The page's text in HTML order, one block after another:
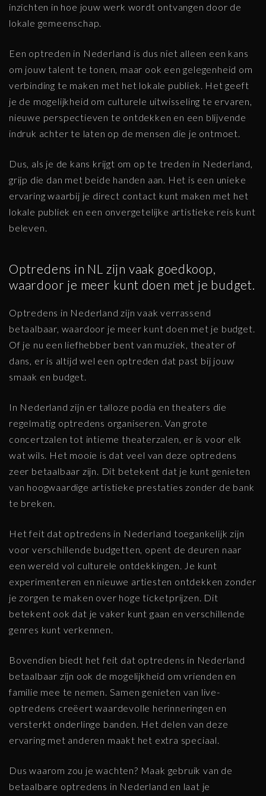
inzichten in hoe jouw werk wordt ontvangen door de
lokale gemeenschap.
Een optreden in Nederland is dus niet alleen een kans
om jouw talent te tonen, maar ook een gelegenheid om
verbinding te maken met het lokale publiek. Het geeft
je de mogelijkheid om culturele uitwisseling te ervaren,
nieuwe perspectieven te ontdekken en een blijvende
indruk achter te laten op de mensen die je ontmoet.
Dus, als je de kans krijgt om op te treden in Nederland,
grijp die dan met beide handen aan. Het is een unieke
ervaring waarbij je direct contact kunt maken met het
lokale publiek en een onvergetelijke artistieke reis kunt
beleven.
Optredens in NL zijn vaak goedkoop,
waardoor je meer kunt doen met je budget.
Optredens in Nederland zijn vaak verrassend
betaalbaar, waardoor je meer kunt doen met je budget.
Of je nu een liefhebber bent van muziek, theater of
dans, er is altijd wel een optreden dat past bij jouw
smaak en budget.
In Nederland zijn er talloze podia en theaters die
regelmatig optredens organiseren. Van grote
concertzalen tot intieme theaterzalen, er is voor elk
wat wils. Het mooie is dat veel van deze optredens
zeer betaalbaar zijn. Dit betekent dat je kunt genieten
van hoogwaardige artistieke prestaties zonder de bank
te breken.
Het feit dat optredens in Nederland toegankelijk zijn
voor verschillende budgetten, opent de deuren naar
een wereld vol culturele ontdekkingen. Je kunt
experimenteren en nieuwe artiesten ontdekken zonder
je zorgen te maken over hoge ticketprijzen. Dit
betekent ook dat je vaker kunt gaan en verschillende
genres kunt verkennen.
Bovendien biedt het feit dat optredens in Nederland
betaalbaar zijn ook de mogelijkheid om vrienden en
familie mee te nemen. Samen genieten van live-
optredens creëert waardevolle herinneringen en
versterkt onderlinge banden. Het delen van deze
ervaring met anderen maakt het extra speciaal.
Dus waarom zou je wachten? Maak gebruik van de
betaalbare optredens in Nederland en laat je